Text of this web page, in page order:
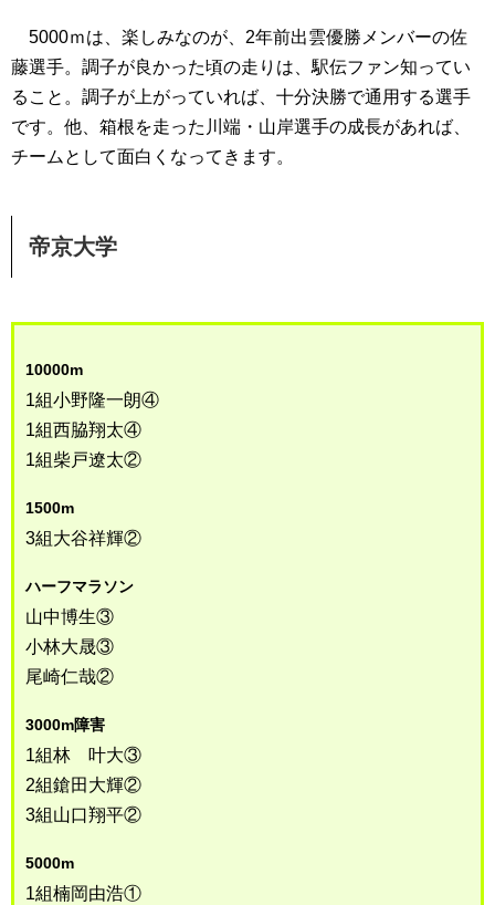
5000ｍは、楽しみなのが、2年前出雲優勝メンバーの佐
藤選手。調子が良かった頃の走りは、駅伝ファン知ってい
ること。調子が上がっていれば、十分決勝で通用する選手
です。他、箱根を走った川端・山岸選手の成長があれば、
チームとして面白くなってきます。
帝京大学
10000m
1組小野隆一朗④
1組西脇翔太④
1組柴戸遼太②
1500m
3組大谷祥輝②
ハーフマラソン
山中博生③
小林大晟③
尾崎仁哉②
3000m障害
1組林 叶大③
2組鎗田大輝②
3組山口翔平②
5000m
1組楠岡由浩①